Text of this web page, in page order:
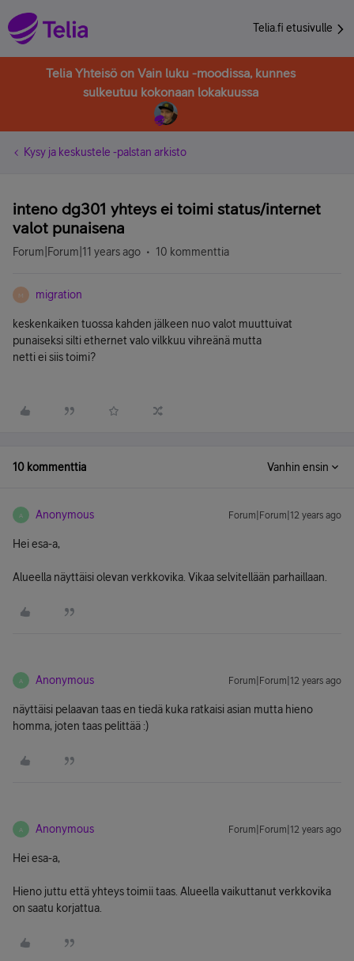
Telia.fi etusivulle
Telia Yhteisö on Vain luku -moodissa, kunnes
sulkeutuu kokonaan lokakuussa
Kysy ja keskustele -palstan arkisto
inteno dg301 yhteys ei toimi status/internet
valot punaisena
Forum|Forum|11 years ago 10 kommenttia
M migration
keskenkaiken tuossa kahden jälkeen nuo valot muuttuivat
punaiseksi silti ethernet valo vilkkuu vihreänä mutta
netti ei siis toimi?
10 kommenttia Vanhin ensin
A Anonymous Forum|Forum|12 years ago
Hei esa-a,
Alueella näyttäisi olevan verkkovika. Vikaa selvitellään parhaillaan.
A Anonymous Forum|Forum|12 years ago
näyttäisi pelaavan taas en tiedä kuka ratkaisi asian mutta hieno
homma, joten taas pelittää :)
A Anonymous Forum|Forum|12 years ago
Hei esa-a,
Hieno juttu että yhteys toimii taas. Alueella vaikuttanut verkkovika
on saatu korjattua.